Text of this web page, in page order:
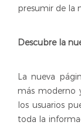
presumir de la
Descubre la
La nueva
más moderno
los usuarios
toda la